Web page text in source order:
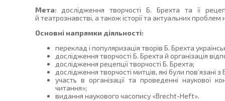
Мета: дослідження творчості Б. Брехта та її
й театрознавстві, а також історії та актуальних проблем
Основні напрямки діяльності:
переклад і популяризація творів Б. Брехта
дослідження творчості Б. Брехта й організація
дослідження рецепції творчості Б. Брехта;
дослідження творчості митців, які були пов’язані
участь в організації та проведенні наукової
читання»;
видання наукового часопису «Brecht-Heft».